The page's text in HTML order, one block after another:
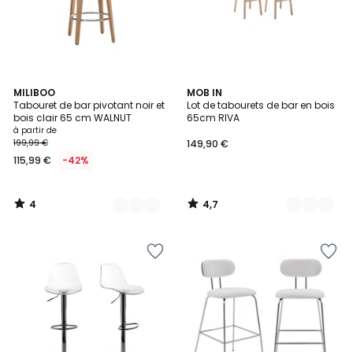
MILIBOO
Tabouret de bar pivotant noir et
bois clair 65 cm WALNUT
à partir de
199,99 €
115,99 € -42%
4
/
5
2
Couleurs
4
/
MOB IN
Lot de tabourets de bar en bois
65cm RIVA
149,90 €
4,7
/ 5
2
Couleurs
4,7
/